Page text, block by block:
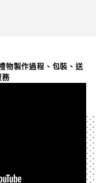
製作過程、包裝、送
務